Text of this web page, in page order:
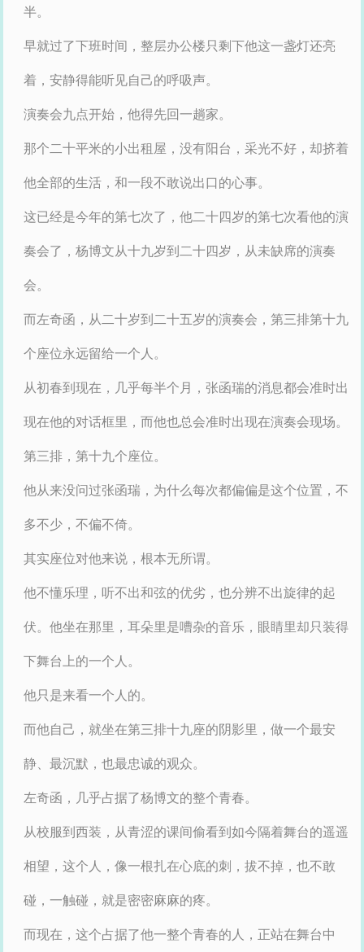
半。
早就过了下班时间，整层办公楼只剩下他这一盏灯还亮
着，安静得能听见自己的呼吸声。
演奏会九点开始，他得先回一趟家。
那个二十平米的小出租屋，没有阳台，采光不好，却挤着
他全部的生活，和一段不敢说出口的心事。
这已经是今年的第七次了，他二十四岁的第七次看他的演
奏会了，杨博文从十九岁到二十四岁，从未缺席的演奏
会。
而左奇函，从二十岁到二十五岁的演奏会，第三排第十九
个座位永远留给一个人。
从初春到现在，几乎每半个月，张函瑞的消息都会准时出
现在他的对话框里，而他也总会准时出现在演奏会现场。
第三排，第十九个座位。
他从来没问过张函瑞，为什么每次都偏偏是这个位置，不
多不少，不偏不倚。
其实座位对他来说，根本无所谓。
他不懂乐理，听不出和弦的优劣，也分辨不出旋律的起
伏。他坐在那里，耳朵里是嘈杂的音乐，眼睛里却只装得
下舞台上的一个人。
他只是来看一个人的。
而他自己，就坐在第三排十九座的阴影里，做一个最安
静、最沉默，也最忠诚的观众。
左奇函，几乎占据了杨博文的整个青春。
从校服到西装，从青涩的课间偷看到如今隔着舞台的遥遥
相望，这个人，像一根扎在心底的刺，拔不掉，也不敢
碰，一触碰，就是密密麻麻的疼。
而现在，这个占据了他一整个青春的人，正站在舞台中